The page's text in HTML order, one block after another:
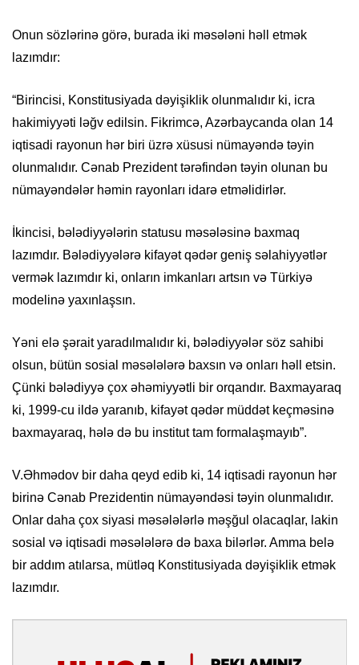
Onun sözlərinə görə, burada iki məsələni həll etmək
lazımdır:
“Birincisi, Konstitusiyada dəyişiklik olunmalıdır ki, icra
hakimiyyəti ləğv edilsin. Fikrimcə, Azərbaycanda olan 14
iqtisadi rayonun hər biri üzrə xüsusi nümayəndə təyin
olunmalıdır. Cənab Prezident tərəfindən təyin olunan bu
nümayəndələr həmin rayonları idarə etməlidirlər.
İkincisi, bələdiyyələrin statusu məsələsinə baxmaq
lazımdır. Bələdiyyələrə kifayət qədər geniş səlahiyyətlər
vermək lazımdır ki, onların imkanları artsın və Türkiyə
modelinə yaxınlaşsın.
Yəni elə şərait yaradılmalıdır ki, bələdiyyələr söz sahibi
olsun, bütün sosial məsələlərə baxsın və onları həll etsin.
Çünki bələdiyyə çox əhəmiyyətli bir orqandır. Baxmayaraq
ki, 1999-cu ildə yaranıb, kifayət qədər müddət keçməsinə
baxmayaraq, hələ də bu institut tam formalaşmayıb”.
V.Əhmədov bir daha qeyd edib ki, 14 iqtisadi rayonun hər
birinə Cənab Prezidentin nümayəndəsi təyin olunmalıdır.
Onlar daha çox siyasi məsələlərlə məşğul olacaqlar, lakin
sosial və iqtisadi məsələlərə də baxa bilərlər. Amma belə
bir addım atılarsa, mütləq Konstitusiyada dəyişiklik etmək
lazımdır.